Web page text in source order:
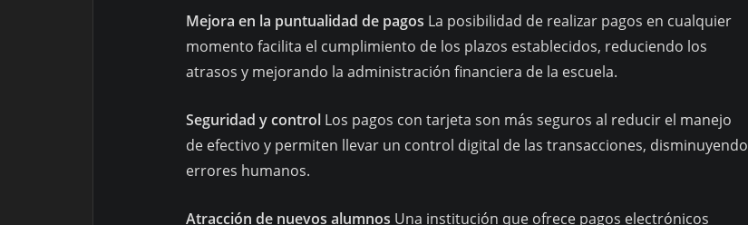
Mejora en la puntualidad de pagos La posibilidad de realizar pagos en cualquier
momento facilita el cumplimiento de los plazos establecidos, reduciendo los
atrasos y mejorando la administración financiera de la escuela.
Seguridad y control Los pagos con tarjeta son más seguros al reducir el manejo
de efectivo y permiten llevar un control digital de las transacciones, disminuyendo
errores humanos.
Atracción de nuevos alumnos Una institución que ofrece pagos electrónicos